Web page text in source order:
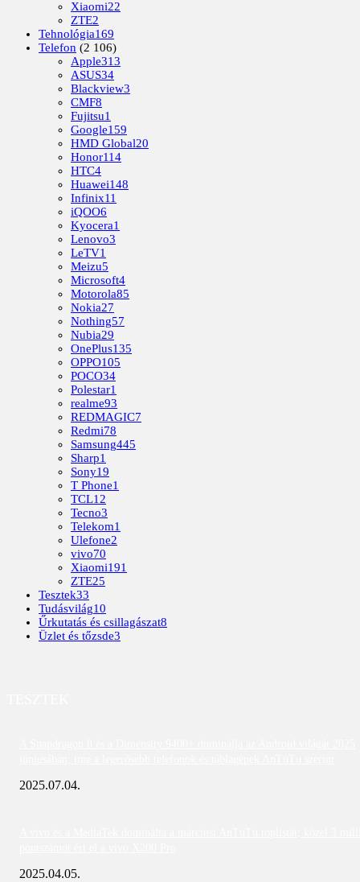
Xiaomi22
ZTE2
Tehnológia169
Telefon (2 106)
Apple313
ASUS34
Blackview3
CMF8
Fujitsu1
Google159
HMD Global20
Honor114
HTC4
Huawei148
Infinix11
iQOO6
Kyocera1
Lenovo3
LeTV1
Meizu5
Microsoft4
Motorola85
Nokia27
Nothing57
Nubia29
OnePlus135
OPPO105
POCO34
Polestar1
realme93
REDMAGIC7
Redmi78
Samsung445
Sharp1
Sony19
T Phone1
TCL12
Tecno3
Telekom1
Ulefone2
vivo70
Xiaomi191
ZTE25
Tesztek33
Tudásvilág10
Űrkutatás és csillagászat8
Üzlet és tőzsde3
2025.07.04.
2025.04.05.